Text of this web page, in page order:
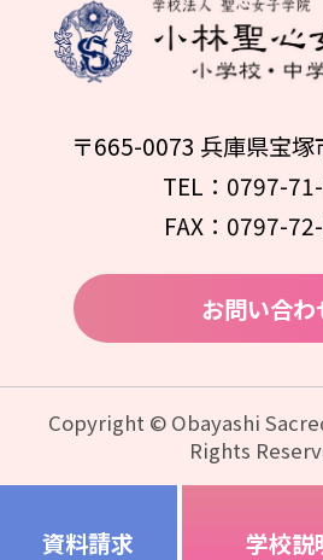
資料請求 学校説
〒665-0073 兵庫県宝
TEL：0797-
FAX：0797-
お問い合わ
Copyright © Obayashi
Rights